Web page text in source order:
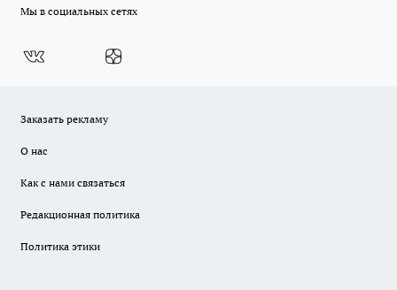
Мы в социальных сетях
Заказать рекламу
О нас
Как с нами связаться
Редакционная политика
Политика этики